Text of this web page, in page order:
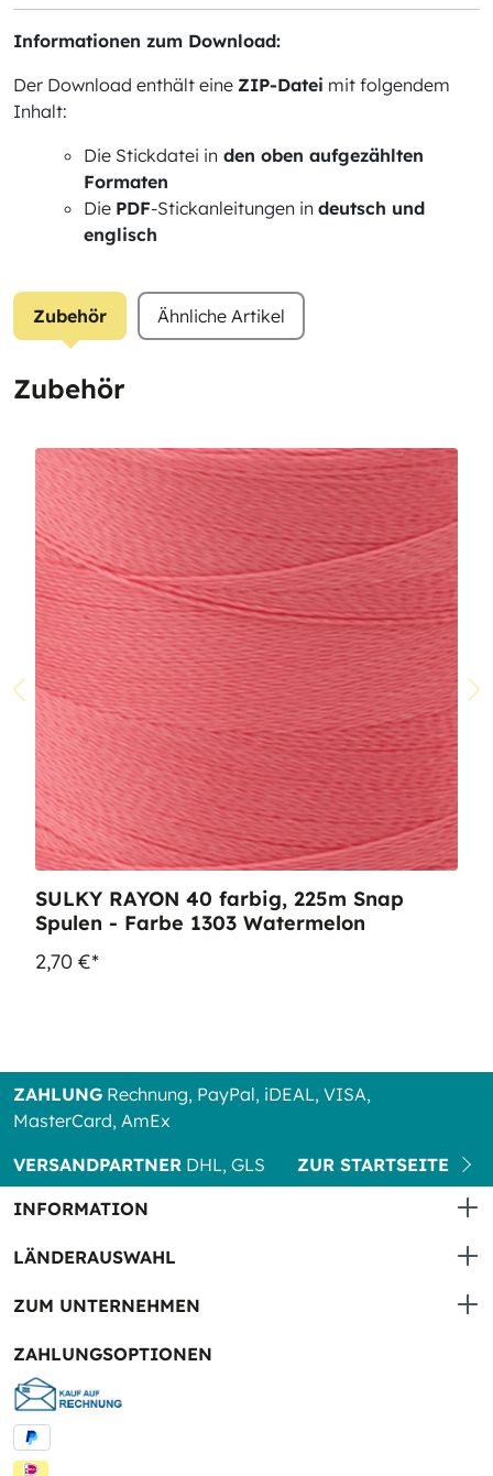
Informationen zum Download:
Der Download enthält eine ZIP-Datei mit folgendem
Inhalt:
Die Stickdatei in den oben aufgezählten
Formaten
Die PDF-Stickanleitungen in deutsch und
englisch
Zubehör Ähnliche Artikel
Zubehör
SULKY RAYON 40 farbig, 225m Snap
Spulen - Farbe 1303 Watermelon
2,70 €*
ZAHLUNG Rechnung, PayPal, iDEAL, VISA,
MasterCard, AmEx
VERSANDPARTNER DHL, GLS
ZUR STARTSEITE
INFORMATION
LÄNDERAUSWAHL
ZUM UNTERNEHMEN
ZAHLUNGSOPTIONEN